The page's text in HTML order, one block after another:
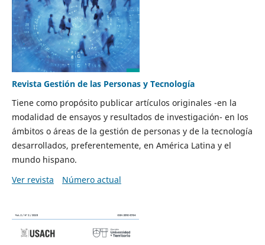
Revista Gestión de las Personas y Tecnología
Tiene como propósito publicar artículos originales -en la
modalidad de ensayos y resultados de investigación- en los
ámbitos o áreas de la gestión de personas y de la tecnología
desarrollados, preferentemente, en América Latina y el
mundo hispano.
Ver revista
Número actual